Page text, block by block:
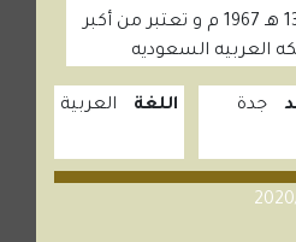
تم انشاء في عام 1387 هـ 1967 م و تعتبر من أكبر
العربيه السعوديه
جدة اللغة العربية